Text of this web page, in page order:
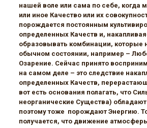
нашей воле или сама по себе, когда
или иное Качество или их
порождается постоянным
определенных Качеств и,
образовывать комбинации, которые
обычном состоянии, например –
Озарение. Сейчас принято
на самом деле – это следствие
определенных Качеств,
вот есть основания полагать, что
неорганические Существа)
поэтому тоже порождают Энергию.
получается, что движение